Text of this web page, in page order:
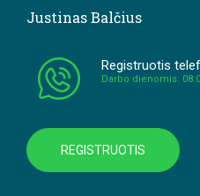
Justinas Balčius
Registruotis
Darbo dienomis:
REGISTRUOTIS